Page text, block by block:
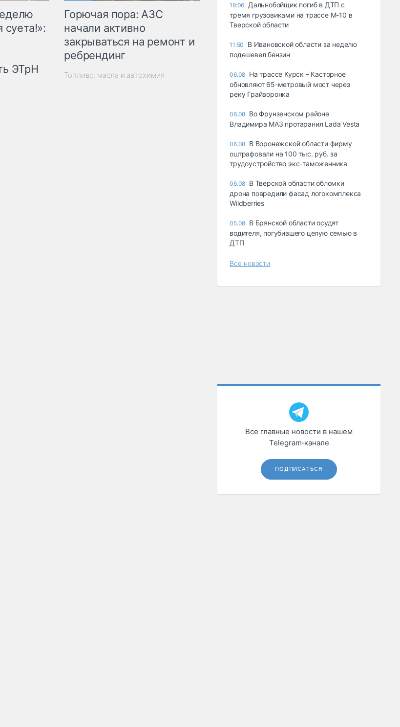
суета!»:
ЭТрН
Горючая пора: АЗС
начали активно
закрываться на ремонт и
ребрендинг
Топливо, масла и автохимия
18:06 Дальнобойщик погиб в ДТП с
тремя грузовиками на трассе М-10 в
Тверской области
11:50
В Ивановской области за неделю
подешевел бензин
06.08 На трассе Курск – Касторное
обновляют 65-метровый мост через
реку Грайворонка
06.08 Во Фрунзенском районе
Владимира МАЗ протаранил Lada Vesta
06.08 В Воронежской области фирму
оштрафовали на 100 тыс. руб. за
трудоустройство экс-таможенника
06.08 В Тверской области обломки
дрона повредили фасад логокомплекса
Wildberries
05.08 В Брянской области осудят
водителя, погубившего целую семью в
ДТП
Все новости
Все главные новости в нашем
Telegram‑канале
ПОДПИСАТЬСЯ